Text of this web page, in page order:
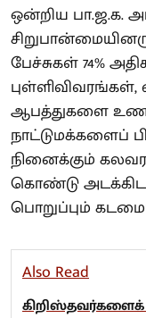
ஒன்றிய பா.ஜ.க.
பேச்சுகள் 74%
புள்ளிவிவரங்கள்,
ஆபத்துகளை
நாட்டுமக்களைப்
நினைக்கும்
கொண்டு
பொறுப்பும்
Also Read
கிறிஸ்தவர்களைக்